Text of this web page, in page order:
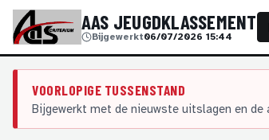
AAS JEUGDKLASSEMENT
Bijgewerkt06/07/2026 15:44
VOORLOPIGE TUSSENSTAND
Bijgewerkt met de nieuwste uitslagen en